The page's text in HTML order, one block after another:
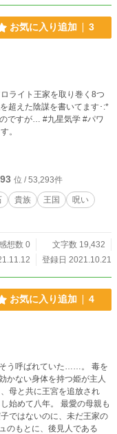
お気に入り追加 3
超えた陰謀を書いてます･:*
。
位 / 53,293件
貴族 王国
呪い
想数 0
文字数 19,432
登録日 2021.10.21
お気に入り追加 4
呼ばれていた……。 毒を
かない身体を持つ姫が主人
のもとに、後見人である